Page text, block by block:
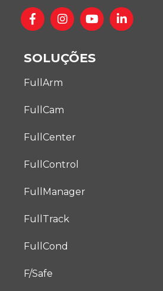
SOLUÇÕES
FullArm
FullCam
FullCenter
FullControl
FullManager
FullTrack
FullCond
F/Safe